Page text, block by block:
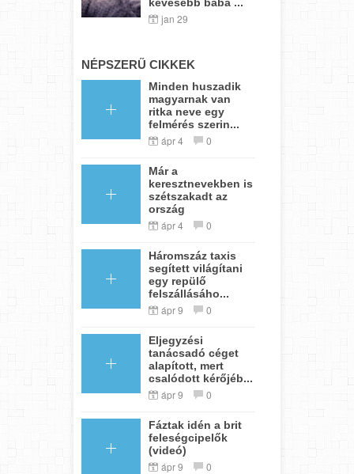
jan 29
NÉPSZERŰ CIKKEK
Minden huszadik
magyarnak van
ritka neve egy
felmérés szerin...
ápr 4 0
Már a
keresztnevekben is
szétszakadt az
ország
ápr 4 0
Háromszáz taxis
segített világítani
egy repülő
felszállásáho...
ápr 9 0
Eljegyzési
tanácsadó céget
alapított, mert
csalódott kérőjéb...
ápr 9 0
Fáztak idén a brit
feleségcipelők
(videó)
ápr 9 0